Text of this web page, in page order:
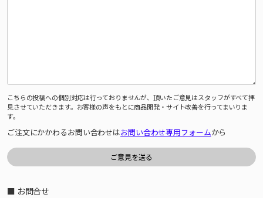
こちらの投稿への個別対応は行っておりませんが、頂いたご意見はスタッフがすべて拝
見させていただきます。お客様の声をもとに商品開発・サイト改善を行ってまいりま
す。
ご注文にかかわるお問い合わせはお問い合わせ専用フォームから
■ お問合せ